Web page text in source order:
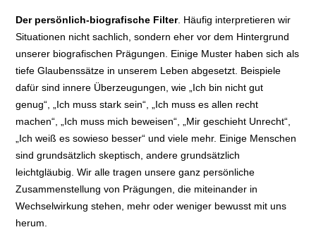
Der persönlich-biografische Filter. Häufig interpretieren wir
Situationen nicht sachlich, sondern eher vor dem Hintergrund
unserer biografischen Prägungen. Einige Muster haben sich als
tiefe Glaubenssätze in unserem Leben abgesetzt. Beispiele
dafür sind innere Überzeugungen, wie „Ich bin nicht gut
genug“, „Ich muss stark sein“, „Ich muss es allen recht
machen“, „Ich muss mich beweisen“, „Mir geschieht Unrecht“,
„Ich weiß es sowieso besser“ und viele mehr. Einige Menschen
sind grundsätzlich skeptisch, andere grundsätzlich
leichtgläubig. Wir alle tragen unsere ganz persönliche
Zusammenstellung von Prägungen, die miteinander in
Wechselwirkung stehen, mehr oder weniger bewusst mit uns
herum.